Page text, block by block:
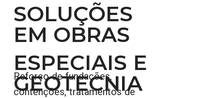
SOLUÇÕES
EM OBRAS
ESPECIAIS E
GEOTECNIA
Reforço de fundações,
contenções, tratamentos de